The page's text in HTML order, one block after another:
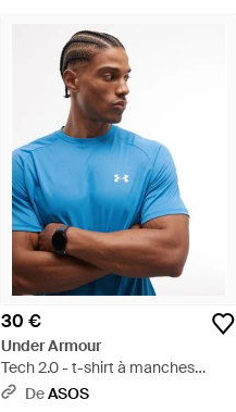
30 €
Under Armour
Tech 2.0 - t-shirt à manches
courtes - éthéré - Bleu
DeASOS